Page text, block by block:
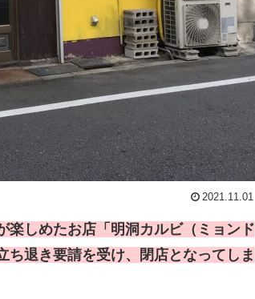
2021.11.01
楽しめたお店「明洞カルビ（ミョンド
ち退き要請を受け、閉店となってしま